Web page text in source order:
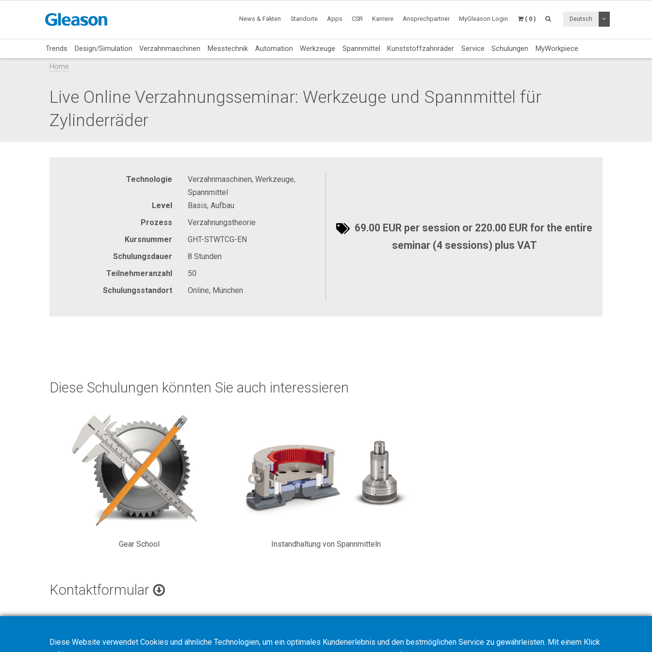
News & Fakten Standorte Apps CSR Karriere Ansprechpartner MyGleason Login ( 0 ) Deutsch Dropdown
Trends Design/Simulation Verzahnmaschinen Messtechnik Automation Werkzeuge Spannmittel Kunststoffzahnräder Service Schulungen MyWorkpiece
Home
Live Online Verzahnungsseminar: Werkzeuge und Spannmittel für
Zylinderräder
Technologie
Verzahnmaschinen, Werkzeuge,
Spannmittel
Level
Basis, Aufbau
Prozess
Verzahnungstheorie
Kursnummer
GHT-STWTCG-EN
Schulungsdauer
8 Stunden
Teilnehmeranzahl
50
Schulungsstandort
Online, München
69.00 EUR per session or 220.00 EUR for the entire
seminar (4 sessions) plus VAT
Diese Schulungen könnten Sie auch interessieren
Gear School Instandhaltung von Spannmitteln
Kontaktformular
Diese Website verwendet Cookies und ähnliche Technologien, um ein optimales Kundenerlebnis und den bestmöglichen Service zu gewährleisten. Mit einem Klick